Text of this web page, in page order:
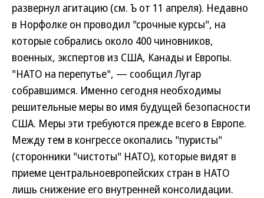
развернул агитацию (см. Ъ от 11 апреля). Недавно
в Норфолке он проводил "срочные курсы", на
которые собрались около 400 чиновников,
военных, экспертов из США, Канады и Европы.
"НАТО на перепутье", — сообщил Лугар
собравшимся. Именно сегодня необходимы
решительные меры во имя будущей безопасности
США. Меры эти требуются прежде всего в Европе.
Между тем в конгрессе окопались "пуристы"
(сторонники "чистоты" НАТО), которые видят в
приеме центральноевропейских стран в НАТО
лишь снижение его внутренней консолидации.